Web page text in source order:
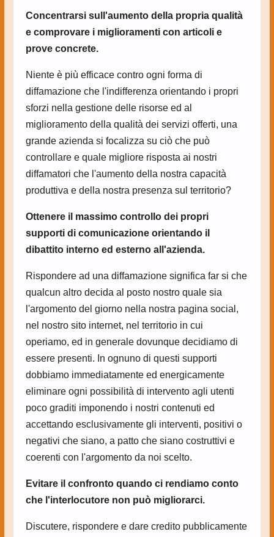
Concentrarsi sull'aumento della propria qualità
e comprovare i miglioramenti con articoli e
prove concrete.
Niente è più efficace contro ogni forma di
diffamazione che l'indifferenza orientando i propri
sforzi nella gestione delle risorse ed al
miglioramento della qualità dei servizi offerti, una
grande azienda si focalizza su ciò che può
controllare e quale migliore risposta ai nostri
diffamatori che l'aumento della nostra capacità
produttiva e della nostra presenza sul territorio?
Ottenere il massimo controllo dei propri
supporti di comunicazione orientando il
dibattito interno ed esterno all'azienda.
Rispondere ad una diffamazione significa far si che
qualcun altro decida al posto nostro quale sia
l'argomento del giorno nella nostra pagina social,
nel nostro sito internet, nel territorio in cui
operiamo, ed in generale dovunque decidiamo di
essere presenti. In ognuno di questi supporti
dobbiamo immediatamente ed energicamente
eliminare ogni possibilità di intervento agli utenti
poco graditi imponendo i nostri contenuti ed
accettando esclusivamente gli interventi, positivi o
negativi che siano, a patto che siano costruttivi e
coerenti con l'argomento da noi scelto.
Evitare il confronto quando ci rendiamo conto
che l'interlocutore non può migliorarci.
Discutere, rispondere e dare credito pubblicamente